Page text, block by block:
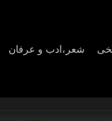
شعر،ادب و عرفان